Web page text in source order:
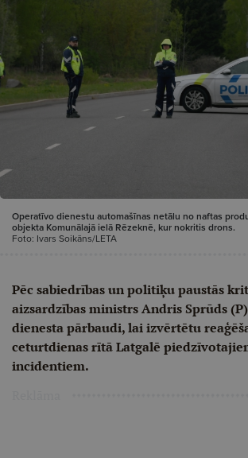
Operatīvo dienestu automašīnas netālu no naftas
objekta Komunālajā ielā Rēzeknē, kur nokritis drons.
Foto: Ivars Soikāns/LETA
Pēc sabiedrības un politiķu paustās
aizsardzības ministrs Andris Sprūds
dienesta pārbaudi, lai izvērtētu
ceturtdienas rītā Latgalē
incidentiem.